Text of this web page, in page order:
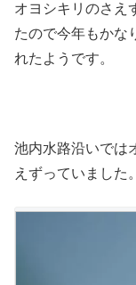
オヨシキリのさえ
たので今年もかな
れたようです。
池内水路沿いでは
えずっていました。